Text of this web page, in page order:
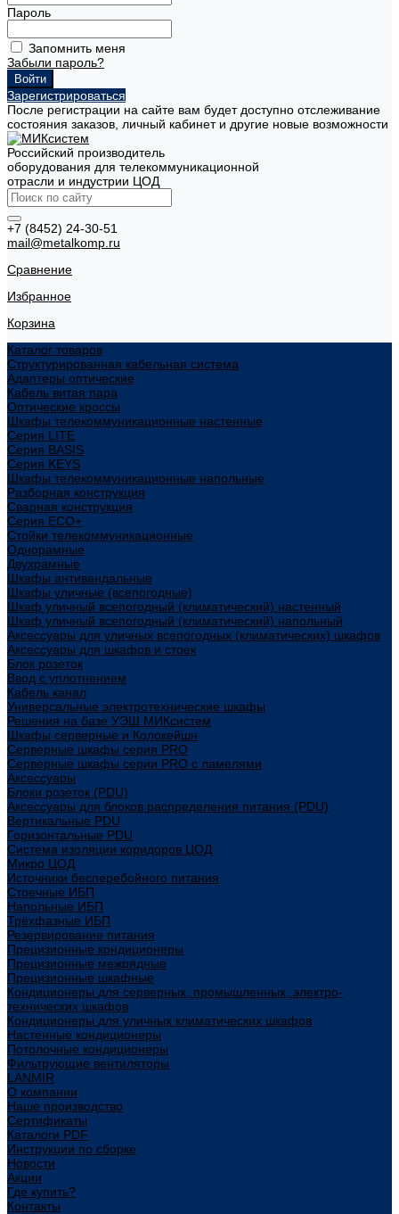
Пароль
Запомнить меня
Забыли пароль?
Зарегистрироваться
После регистрации на сайте вам будет доступно отслеживание
состояния заказов, личный кабинет и другие новые возможности
Российский производитель
оборудования для телекоммуникационной
отрасли и индустрии ЦОД
+7 (8452) 24-30-51
mail@metalkomp.ru
Сравнение
Избранное
Корзина
Каталог товаров
Структурированная кабельная система
Адаптеры оптические
Кабель витая пара
Оптические кроссы
Шкафы телекоммуникационные настенные
Cерия LITE
Cерия BASIS
Cерия KEYS
Шкафы телекоммуникационные напольные
Разборная конструкция
Сварная конструкция
Серия ECO+
Стойки телекоммуникационные
Однорамные
Двухрамные
Шкафы антивандальные
Шкафы уличные (всепогодные)
Шкаф уличный всепогодный (климатический) настенный
Шкаф уличный всепогодный (климатический) напольный
Аксессуары для уличных всепогодных (климатических) шкафов
Аксессуары для шкафов и стоек
Блок розеток
Ввод с уплотнением
Кабель канал
Универсальные электротехнические шкафы
Решения на базе УЭШ МИКсистем
Шкафы серверные и Колокейшн
Серверные шкафы серия PRO
Серверные шкафы серии PRO с ламелями
Аксессуары
Блоки розеток (PDU)
Аксессуары для блоков распределения питания (PDU)
Вертикальные PDU
Горизонтальные PDU
Система изоляции коридоров ЦОД
Микро ЦОД
Источники бесперебойного питания
Стоечные ИБП
Напольные ИБП
Трёхфазные ИБП
Резервирование питания
Прецизионные кондиционеры
Прецизионные межрядные
Прецизионные шкафные
Кондиционеры для серверных, промышленных, электро-
технических шкафов
Кондиционеры для уличных климатических шкафов
Настенные кондиционеры
Потолочные кондиционеры
Фильтрующие вентиляторы
LANMIR
О компании
Наше производство
Сертификаты
Каталоги PDF
Инструкции по сборке
Новости
Акции
Где купить?
Контакты